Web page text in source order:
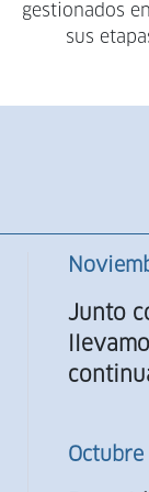
gestionados
sus
Junto
Octubre